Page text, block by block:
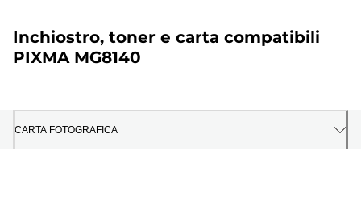
Inchiostro, toner e carta compatibili
PIXMA MG8140
CARTA FOTOGRAFICA